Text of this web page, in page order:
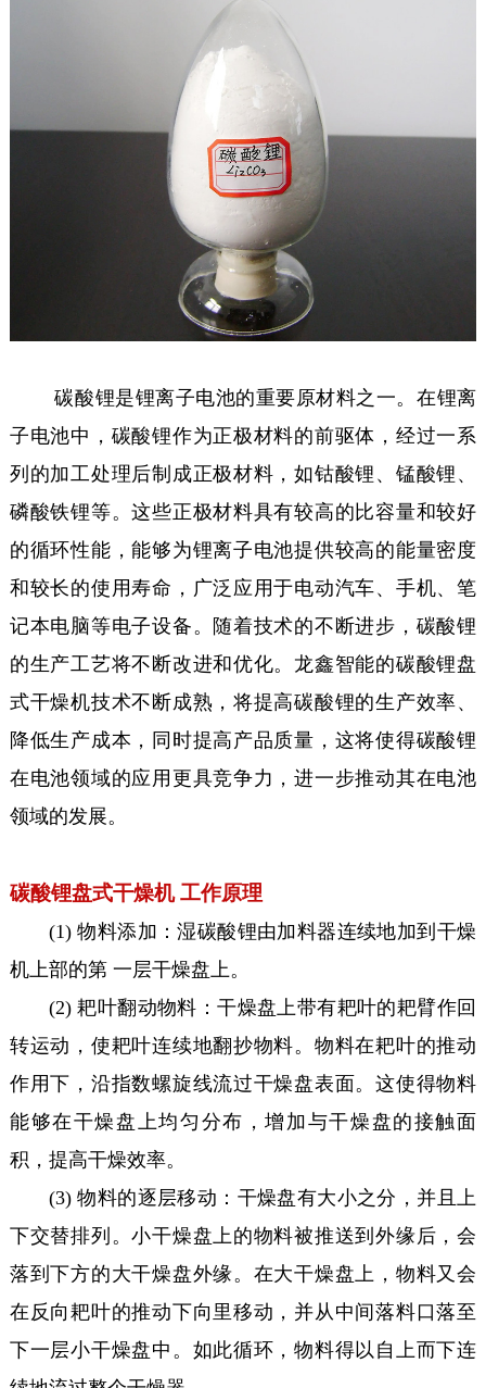
碳酸锂是锂离子电池的重要原材料之一。在锂离
子电池中，碳酸锂作为正极材料的前驱体，经过一系
列的加工处理后制成正极材料，如钴酸锂、锰酸锂、
磷酸铁锂等。这些正极材料具有较高的比容量和较好
的循环性能，能够为锂离子电池提供较高的能量密度
和较长的使用寿命，广泛应用于电动汽车、手机、笔
记本电脑等电子设备。随着技术的不断进步，碳酸锂
的生产工艺将不断改进和优化。龙鑫智能的碳酸锂盘
式干燥机技术不断成熟，将提高碳酸锂的生产效率、
降低生产成本，同时提高产品质量，这将使得碳酸锂
在电池领域的应用更具竞争力，进一步推动其在电池
领域的发展。
碳酸锂盘式干燥机 工作原理
(1) 物料添加：湿碳酸锂由加料器连续地加到干燥
机上部的第 一层干燥盘上。
(2) 耙叶翻动物料：干燥盘上带有耙叶的耙臂作回
转运动，使耙叶连续地翻抄物料。物料在耙叶的推动
作用下，沿指数螺旋线流过干燥盘表面。这使得物料
能够在干燥盘上均匀分布，增加与干燥盘的接触面
积，提高干燥效率。
(3) 物料的逐层移动：干燥盘有大小之分，并且上
下交替排列。小干燥盘上的物料被推送到外缘后，会
落到下方的大干燥盘外缘。在大干燥盘上，物料又会
在反向耙叶的推动下向里移动，并从中间落料口落至
下一层小干燥盘中。如此循环，物料得以自上而下连